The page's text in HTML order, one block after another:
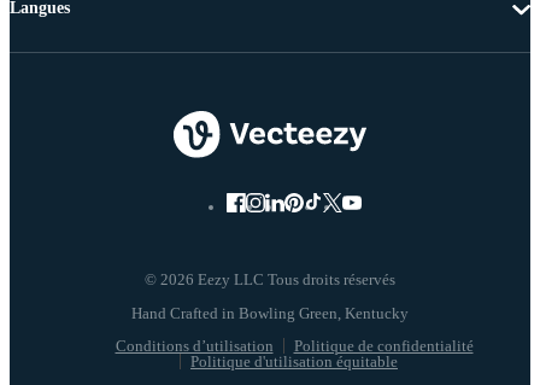
© 2026 Eezy LLC Tous droits réservés
Conditions d’utilisation
Politique de confidentialité
Politique d'utilisation équitable
Langues